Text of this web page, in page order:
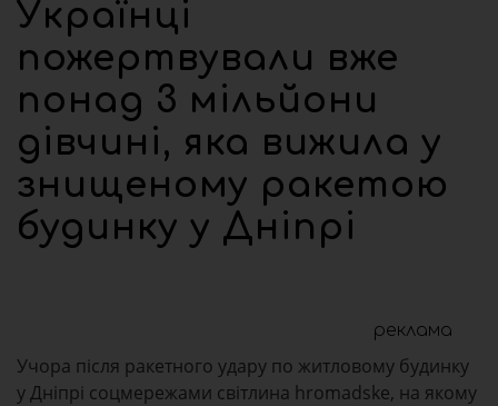
Українці
пожертвували вже
понад 3 мільйони
дівчині, яка вижила у
знищеному ракетою
будинку у Дніпрі
реклама
Учора після ракетного удару по житловому будинку
у Дніпрі соцмережами світлина hromadske, на якому